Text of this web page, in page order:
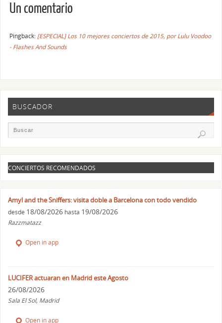
Un comentario
Pingback: [ESPECIAL] Los 10 mejores conciertos de 2015, por Lulu Voodoo
- Flashes And Sounds
BUSCADOR
CONCIERTOS RECOMENDADOS
Amyl and the Sniffers: visita doble a Barcelona con todo vendido
desde 18/08/2026 hasta 19/08/2026
Razzmatazz
Open in app
LUCIFER actuaran en Madrid este Agosto
26/08/2026
Sala El Sol, Madrid
Open in app